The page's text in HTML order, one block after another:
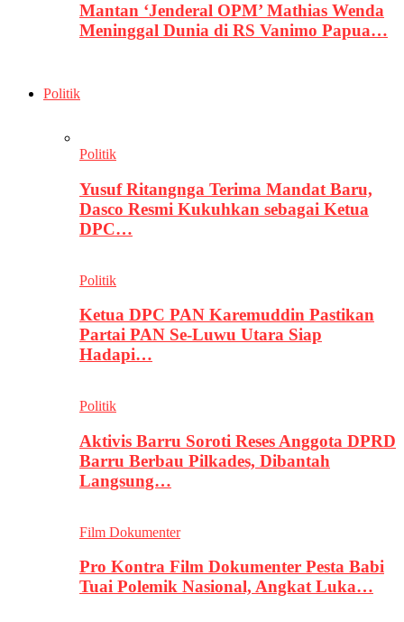
Mantan ‘Jenderal OPM’ Mathias Wenda
Meninggal Dunia di RS Vanimo Papua…
Politik
Politik
Yusuf Ritangnga Terima Mandat Baru,
Dasco Resmi Kukuhkan sebagai Ketua
DPC…
Politik
Ketua DPC PAN Karemuddin Pastikan
Partai PAN Se-Luwu Utara Siap
Hadapi…
Politik
Aktivis Barru Soroti Reses Anggota DPRD
Barru Berbau Pilkades, Dibantah
Langsung…
Film Dokumenter
Pro Kontra Film Dokumenter Pesta Babi
Tuai Polemik Nasional, Angkat Luka…